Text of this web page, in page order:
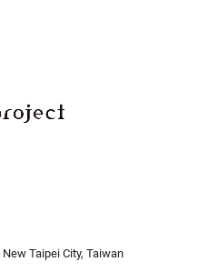
New Taipei City, Taiwan